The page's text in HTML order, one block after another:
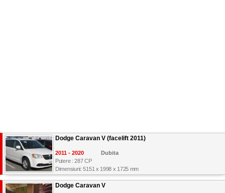
Dodge Caravan V (facelift 2011)
2011 - 2020
Dubita
Putere : 287 CP
Dimensiuni: 5151 x 1998 x 1725 mm
Dodge Caravan V